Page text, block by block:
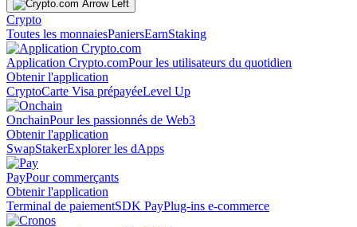
Crypto
Toutes les monnaiesPaniersEarnStaking
Application Crypto.comPour les utilisateurs du quotidien
Obtenir l'application
CryptoCarte Visa prépayéeLevel Up
OnchainPour les passionnés de Web3
Obtenir l'application
SwapStakerExplorer les dApps
PayPour commerçants
Obtenir l'application
Terminal de paiementSDK PayPlug-ins e-commerce